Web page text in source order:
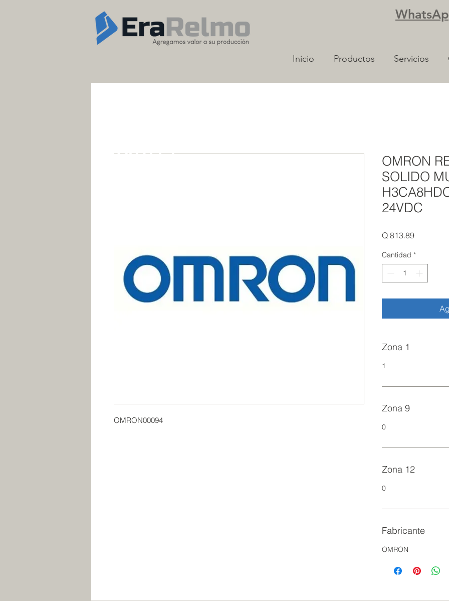
Inicio Productos Servicios
OMRON00094
OMRON
SOLIDO
24VDC
Q 813.89Precio
Cantidad *
Zona 1
1
Zona 9
0
Zona 12
0
Fabricante
OMRON
OUTLET